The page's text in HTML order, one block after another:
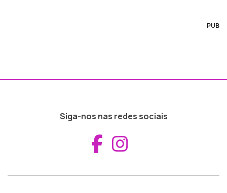
PUB
Siga-nos nas redes sociais
Aceder ao